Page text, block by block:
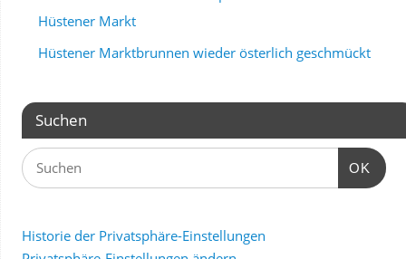
Hüstener Markt
Hüstener Marktbrunnen wieder österlich geschmückt
Suchen
OK
Historie der Privatsphäre-Einstellungen